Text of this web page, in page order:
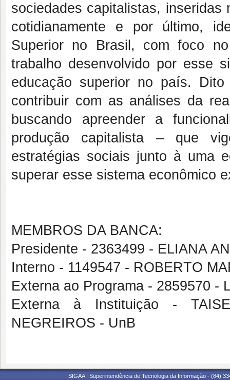
sociedades capitalistas,
cotidianamente e por último,
Superior no Brasil, com foco
trabalho desenvolvido por esse
educação superior no país.
contribuir com as análises da
buscando apreender a
produção capitalista – que
estratégias sociais junto à uma
superar esse sistema econômico
MEMBROS DA BANCA:
Presidente - 2363499 - ELIANA
Interno - 1149547 - ROBERTO
Externa ao Programa - 2859570 -
Externa à Instituição -
NEGREIROS - UnB
SIGAA | Superintendência de Tecnologia da Informação - (84)